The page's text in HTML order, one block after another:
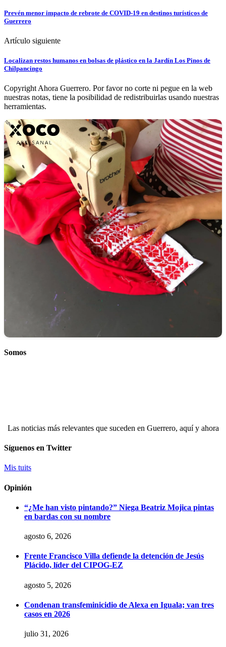
Prevén menor impacto de rebrote de COVID-19 en destinos turísticos de
Guerrero
Artículo siguiente
Localizan restos humanos en bolsas de plástico en la Jardín Los Pinos de
Chilpancingo
Copyright Ahora Guerrero. Por favor no corte ni pegue en la web
nuestras notas, tiene la posibilidad de redistribuirlas usando nuestras
herramientas.
Somos
Las noticias más relevantes que suceden en Guerrero, aquí y ahora
Síguenos en Twitter
Mis tuits
Opinión
“¿Me han visto pintando?” Niega Beatriz Mojica pintas
en bardas con su nombre
agosto 6, 2026
Frente Francisco Villa defiende la detención de Jesús
Plácido, líder del CIPOG-EZ
agosto 5, 2026
Condenan transfeminicidio de Alexa en Iguala; van tres
casos en 2026
julio 31, 2026